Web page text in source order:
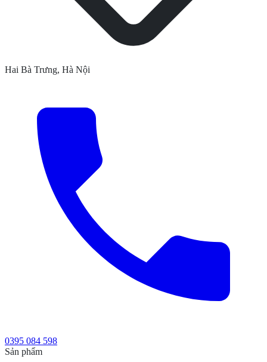
Hai Bà Trưng, Hà Nội
0395 084 598
Sản phẩm